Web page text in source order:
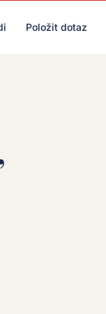
Položit dotaz